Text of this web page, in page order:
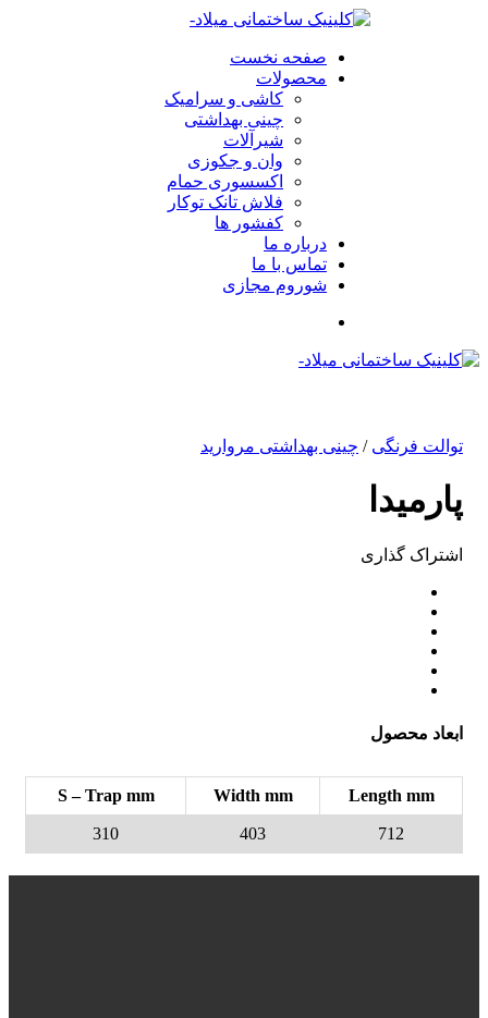
صفحه نخست
محصولات
کاشی و سرامیک
چینی بهداشتی
شیرآلات
وان و جکوزی
اکسسوری حمام
فلاش تانک توکار
کفشور ها
درباره ما
تماس با ما
شوروم مجازی
توالت فرنگی / چینی بهداشتی مروارید
پارمیدا
اشتراک ‌گذاری
ابعاد محصول
Length mm
Width mm
S – Trap mm
712
403
310